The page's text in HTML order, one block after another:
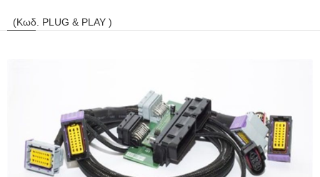
(Κωδ. PLUG & PLAY )